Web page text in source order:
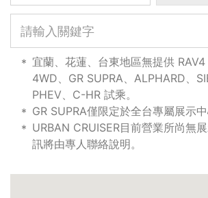
宜蘭、花蓮、台東地區無提供
4WD、GR SUPRA、ALPHARD、
PHEV、C-HR 試乘。
GR SUPRA僅限定於全台專屬展示中
URBAN CRUISER目前營業所尚無
訊將由專人聯絡說明。